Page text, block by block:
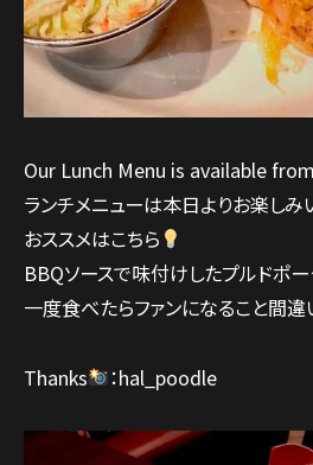
Our Lunch Menu is available
ランチメニューは本日よりお楽し
おススメはこちら
BBQソースで味付けしたプルドポ
一度食べたらファンになること間違
Thanks ：hal_poodle